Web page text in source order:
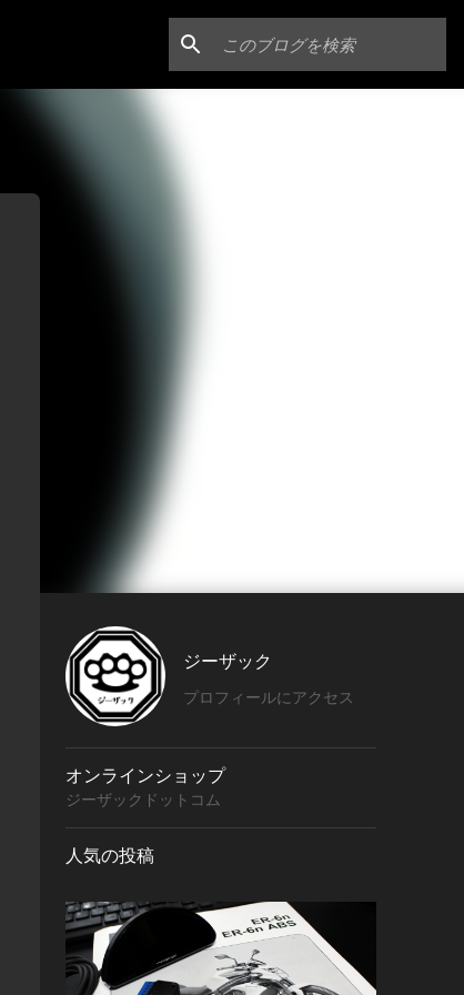
ジーザック
プロフィールにアクセス
オンラインショップ
ジーザックドットコム
人気の投稿